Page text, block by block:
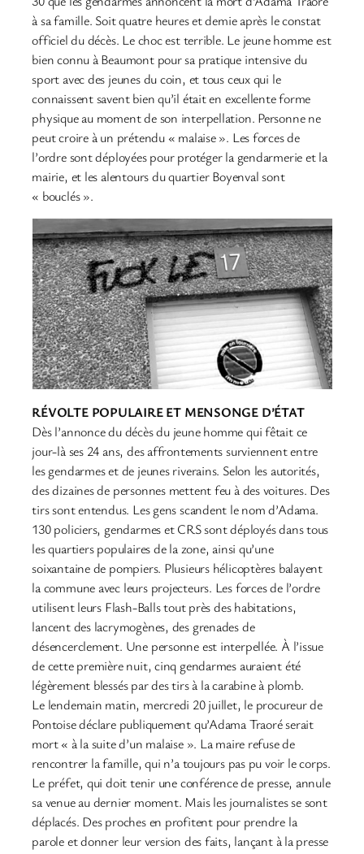
à sa famille. Soit quatre heures et demie après le constat
officiel du décès. Le choc est terrible. Le jeune homme est
bien connu à Beaumont pour sa pratique intensive du
sport avec des jeunes du coin, et tous ceux qui le
connaissent savent bien qu’il était en excellente forme
physique au moment de son interpellation. Personne ne
peut croire à un prétendu « malaise ». Les forces de
l’ordre sont déployées pour protéger la gendarmerie et la
mairie, et les alentours du quartier Boyenval sont
« bouclés ».
RÉVOLTE POPULAIRE ET MENSONGE D’ÉTAT
Dès l’annonce du décès du jeune homme qui fêtait ce
jour-là ses 24 ans, des affrontements surviennent entre
les gendarmes et de jeunes riverains. Selon les autorités,
des dizaines de personnes mettent feu à des voitures. Des
tirs sont entendus. Les gens scandent le nom d’Adama.
130 policiers, gendarmes et CRS sont déployés dans tous
les quartiers populaires de la zone, ainsi qu’une
soixantaine de pompiers. Plusieurs hélicoptères balayent
la commune avec leurs projecteurs. Les forces de l’ordre
utilisent leurs Flash-Balls tout près des habitations,
lancent des lacrymogènes, des grenades de
désencerclement. Une personne est interpellée. À l’issue
de cette première nuit, cinq gendarmes auraient été
légèrement blessés par des tirs à la carabine à plomb.
Le lendemain matin, mercredi 20 juillet, le procureur de
Pontoise déclare publiquement qu’Adama Traoré serait
mort « à la suite d’un malaise ». La maire refuse de
rencontrer la famille, qui n’a toujours pas pu voir le corps.
Le préfet, qui doit tenir une conférence de presse, annule
sa venue au dernier moment. Mais les journalistes se sont
déplacés. Des proches en profitent pour prendre la
parole et donner leur version des faits, lançant à la presse